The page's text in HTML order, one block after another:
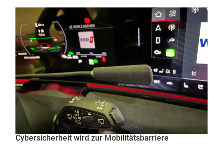
Cybersicherheit wird zur Mobilitätsbarriere